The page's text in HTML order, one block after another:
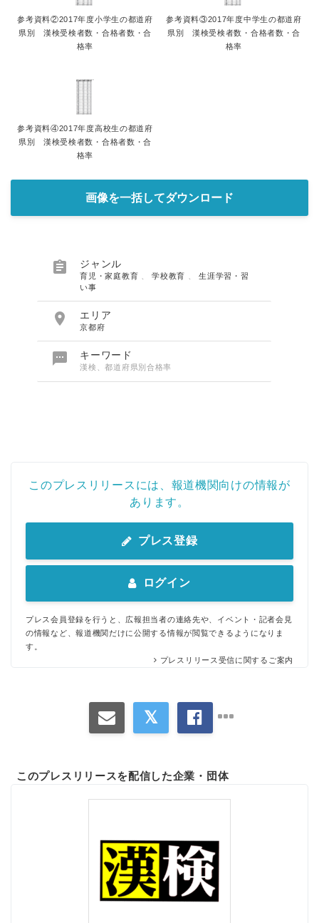
参考資料②2017年度小学生の都道府
県別 漢検受検者数・合格者数・合
格率
参考資料③2017年度中学生の都道府
県別 漢検受検者数・合格者数・合
格率
参考資料④2017年度高校生の都道府
県別 漢検受検者数・合格者数・合
格率
画像を一括してダウンロード
 ジャンル
育児・家庭教育 、学校教育 、生涯学習・習
い事
 エリア
京都府
 キーワード
漢検、都道府県別合格率
このプレスリリースには、報道機関向けの情報が
あります。
プレス登録
ログイン
プレス会員登録を行うと、広報担当者の連絡先や、イベント・記者会見
の情報など、報道機関だけに公開する情報が閲覧できるようになりま
す。
プレスリリース受信に関するご案内
このプレスリリースを配信した企業・団体